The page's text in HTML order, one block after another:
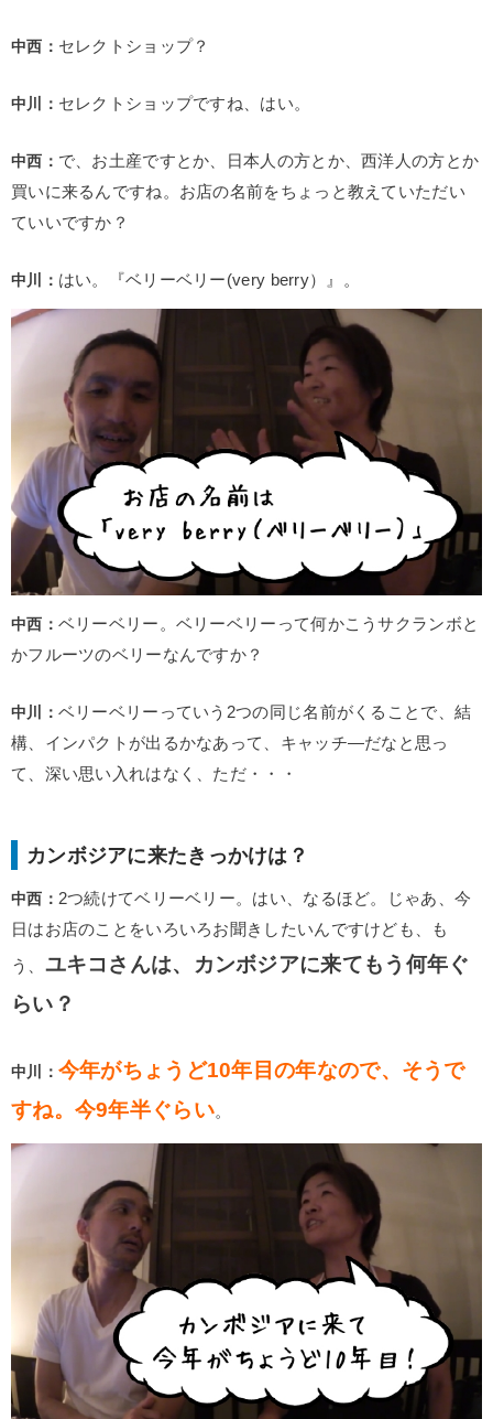
中西： セレクトショップ？
中川： セレクトショップですね、はい。
中西： で、お土産ですとか、日本人の方とか、西洋人の方とか
買いに来るんですね。お店の名前をちょっと教えていただい
ていいですか？
中川： はい。『ベリーベリー(very berry）』。
中西： ベリーベリー。ベリーベリーって何かこうサクランボと
かフルーツのベリーなんですか？
中川： ベリーベリーっていう2つの同じ名前がくることで、結
構、インパクトが出るかなあって、キャッチ―だなと思っ
て、深い思い入れはなく、ただ・・・
カンボジアに来たきっかけは？
中西： 2つ続けてベリーベリー。はい、なるほど。じゃあ、今
日はお店のことをいろいろお聞きしたいんですけども、も
う、 ユキコさんは、カンボジアに来てもう何年ぐ
らい？
中川： 今年がちょうど10年目の年なので、そうで
すね。今9年半ぐらい。